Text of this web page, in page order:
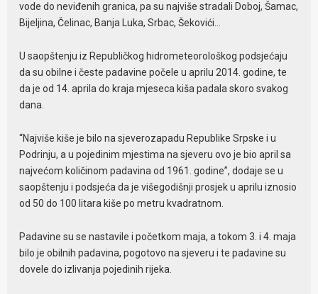
vode do neviđenih granica, pa su najviše stradali Doboj, Šamac,
Bijeljina, Čelinac, Banja Luka, Srbac, Šekovići…
U saopštenju iz Republičkog hidrometeorološkog podsjećaju
da su obilne i česte padavine počele u aprilu 2014. godine, te
da je od 14. aprila do kraja mjeseca kiša padala skoro svakog
dana.
“Najviše kiše je bilo na sjeverozapadu Republike Srpske i u
Podrinju, a u pojedinim mjestima na sjeveru ovo je bio april sa
najvećom količinom padavina od 1961. godine”, dodaje se u
saopštenju i podsjeća da je višegodišnji prosjek u aprilu iznosio
od 50 do 100 litara kiše po metru kvadratnom.
Padavine su se nastavile i početkom maja, a tokom 3. i 4. maja
bilo je obilnih padavina, pogotovo na sjeveru i te padavine su
dovele do izlivanja pojedinih rijeka.